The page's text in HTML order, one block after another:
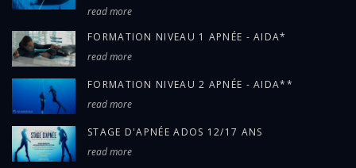
read more
FORMATION NIVEAU 1 APNÉE - AIDA*
read more
FORMATION NIVEAU 2 APNÉE - AIDA**
read more
STAGE D'APNÉE ADOS 12/17 ANS
read more